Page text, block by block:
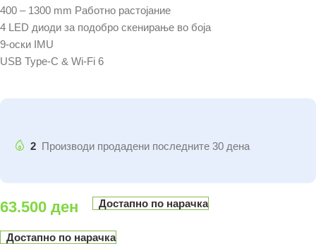
400 – 1300 mm Работно растојание
4 LED диоди за подобро скенирање во боја
9-оски IMU
USB Type-C & Wi-Fi 6
2 Производи продадени последните 30 дена
63.500 ден Достапно по нарачка
Достапно по нарачка